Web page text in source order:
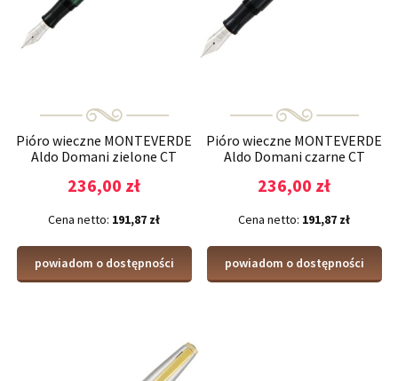
Pióro wieczne MONTEVERDE
Aldo Domani zielone CT
236,00 zł
Cena netto: 191,87 zł
powiadom o dostępności
Pióro wieczne MONTEVERDE
Aldo Domani czarne CT
236,00 zł
Cena netto: 191,87 zł
powiadom o dostępności